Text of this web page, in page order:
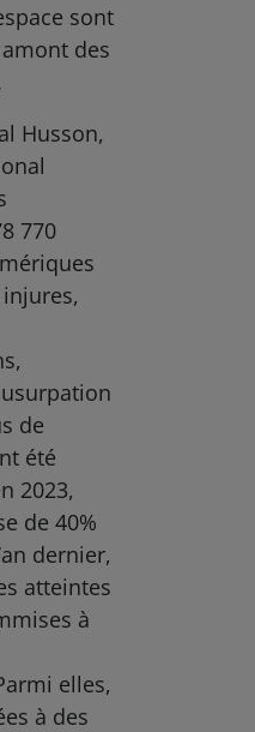
sont
des
Husson,
770
de
été
2023,
de 40%
dernier,
atteintes
à
elles,
à des